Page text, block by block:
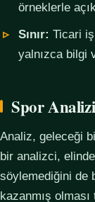
örneklerle
Sınır: Ticari
yalnızca bilgi
Spor
Analiz, geleceği
bir analizci,
söylemediğini de
kazanmış